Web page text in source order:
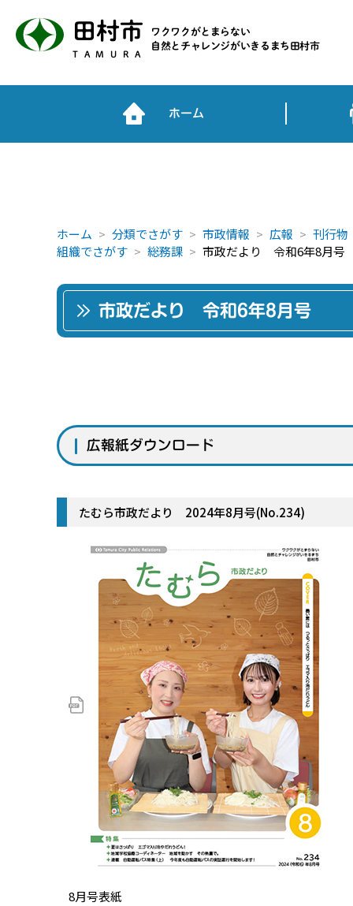
田村市
TAMURA
ワクワクがとまらない
自然とチャレンジがいきるまち田村市
ホーム
ホーム 分類でさがす 市政情報 広報
刊行物
組織でさがす
総務課 市政だより 令和6年8月号
市政だより 令和6年8月号
広報紙ダウンロード
たむら市政だより 2024年8月号(No.234)
8月号表紙